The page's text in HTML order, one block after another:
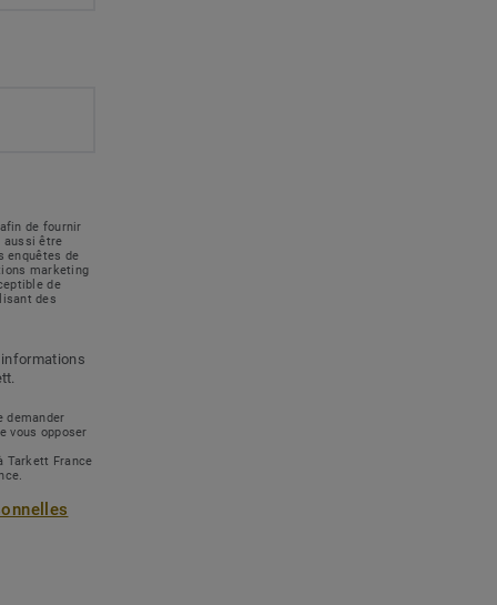
de fournir
aussi être
enquêtes de
marketing
de
des
demander
vous opposer
Tarkett France